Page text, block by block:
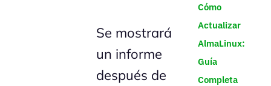
Se mostrará
un informe
después de
Cómo
Actualizar
AlmaLinux:
Guía
Completa